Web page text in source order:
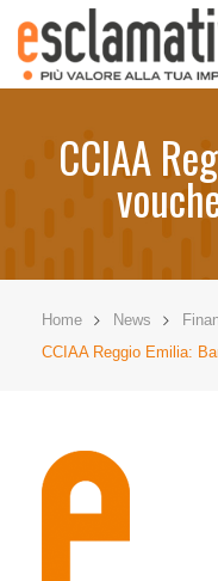
CCIAA
Home News
CCIAA Reggio Emilia: